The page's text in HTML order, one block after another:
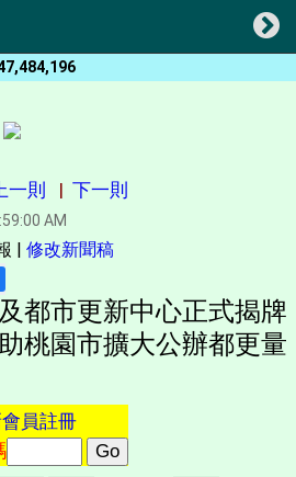
一則 | 下一則
AM
| 修改新聞稿
都市更新中心正式揭牌
桃園市擴大公辦都更量
員註冊